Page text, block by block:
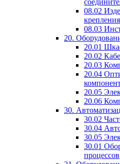
08.02
08.03
20.
20.01
20.02
20.03
20.04
20.05
20.06
30.
30.02
30.04
30.05
30.01
процессов